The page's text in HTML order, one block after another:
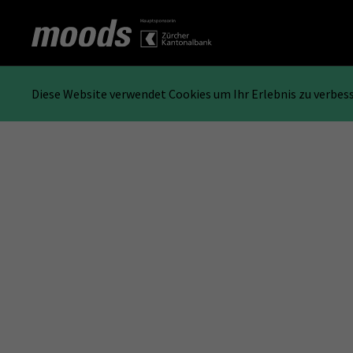
Diese Website verwendet Cookies um Ihr Erlebnis zu